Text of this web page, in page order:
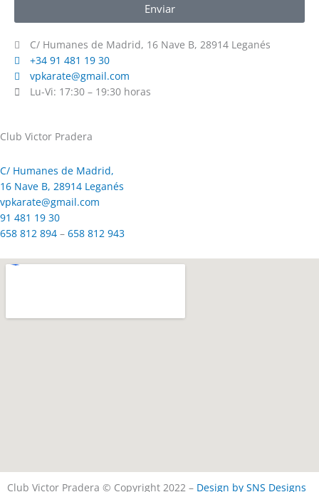
Enviar
C/ Humanes de Madrid, 16 Nave B, 28914 Leganés
+34 91 481 19 30
vpkarate@gmail.com
Lu-Vi: 17:30 – 19:30 horas
Club Victor Pradera
C/ Humanes de Madrid,
16 Nave B, 28914 Leganés
vpkarate@gmail.com
91 481 19 30
658 812 894 – 658 812 943
Club Victor Pradera © Copyright 2022 – Design by SNS Designs